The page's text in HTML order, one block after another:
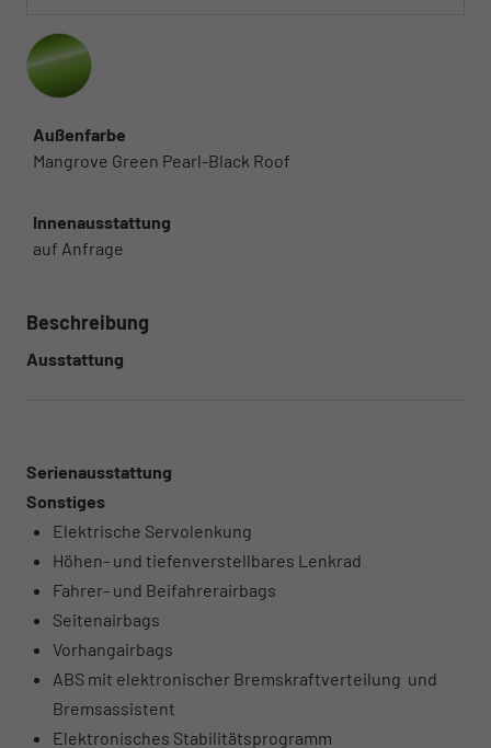
Außenfarbe
Mangrove Green Pearl-Black Roof
Innenausstattung
auf Anfrage
Beschreibung
Ausstattung
Serienausstattung
Sonstiges
Elektrische Servolenkung
Höhen- und tiefenverstellbares Lenkrad
Fahrer- und Beifahrerairbags
Seitenairbags
Vorhangairbags
ABS mit elektronischer Bremskraftverteilung und
Bremsassistent
Elektronisches Stabilitätsprogramm